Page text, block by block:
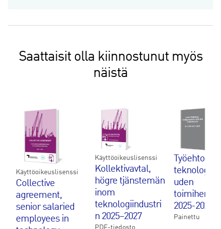
nior
yees
in
tech­
no­
lo­
gy
in­
dustries
2025–
2027
Saattaisit olla kiinnostunut myös
näistä
Käyttöoikeuslisenssi
Collective
agreement,
senior salaried
employees in
Käyttöoikeuslisenssi
Kollektivavtal,
högre tjänstemän
inom
teknologiindustri
n 2025–2027
uden
2025-2027
Painettu